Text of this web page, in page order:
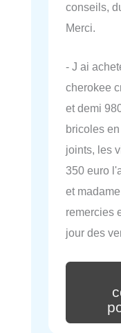
conseils,
Merci.
- J ai
cherokee
et demi
bricoles
joints, les
350 euro
et
remercies
jour des